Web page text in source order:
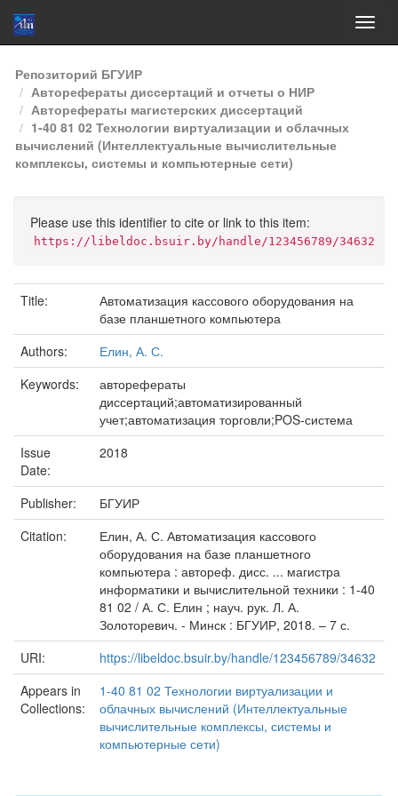
Skip
navigation
Репозиторий БГУИР
Авторефераты диссертаций и отчеты о НИР
Авторефераты магистерских диссертаций
1-40 81 02 Технологии виртуализации и облачных
вычислений (Интеллектуальные вычислительные
комплексы, системы и компьютерные сети)
Please use this identifier to cite or link to this item:
https://libeldoc.bsuir.by/handle/123456789/34632
Title:
Автоматизация кассового оборудования на
базе планшетного компьютера
Authors:
Елин, А. С.
Keywords:
авторефераты
диссертаций;автоматизированный
учет;автоматизация торговли;POS-система
Issue
Date:
2018
Publisher:
БГУИР
Citation:
Елин, А. С. Автоматизация кассового
оборудования на базе планшетного
компьютера : автореф. дисс. ... магистра
информатики и вычислительной техники : 1-40
81 02 / А. С. Елин ; науч. рук. Л. А.
Золоторевич. - Минск : БГУИР, 2018. – 7 с.
URI:
https://libeldoc.bsuir.by/handle/123456789/34632
Appears in
Collections:
1-40 81 02 Технологии виртуализации и
облачных вычислений (Интеллектуальные
вычислительные комплексы, системы и
компьютерные сети)